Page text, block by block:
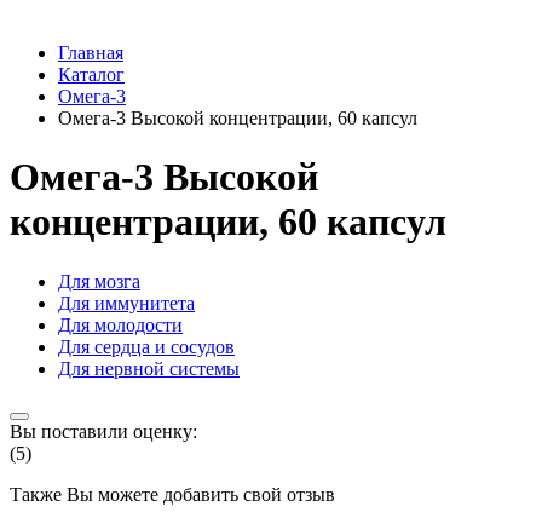
Главная
Каталог
Омега-3
Омега-3 Высокой концентрации, 60 капсул
Омега-3 Высокой
концентрации, 60 капсул
Для мозга
Для иммунитета
Для молодости
Для сердца и сосудов
Для нервной системы
Вы поставили оценку:
(5)
Также Вы можете добавить свой отзыв